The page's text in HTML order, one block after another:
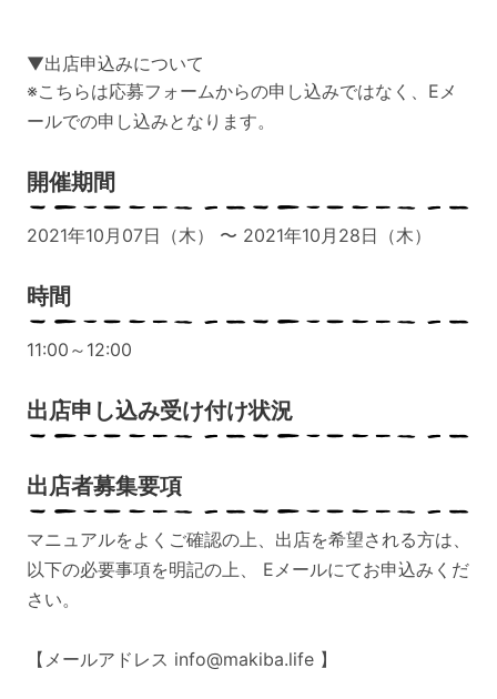
▼出店申込みについて
※こちらは応募フォームからの申し込みではなく、Eメ
ールでの申し込みとなります。
開催期間
2021年10月07日（木） 〜 2021年10月28日（木）
時間
11:00～12:00
出店申し込み受け付け状況
出店者募集要項
マニュアルをよくご確認の上、出店を希望される方は、
以下の必要事項を明記の上、 Eメールにてお申込みくだ
さい。
【メールアドレス info@makiba.life 】